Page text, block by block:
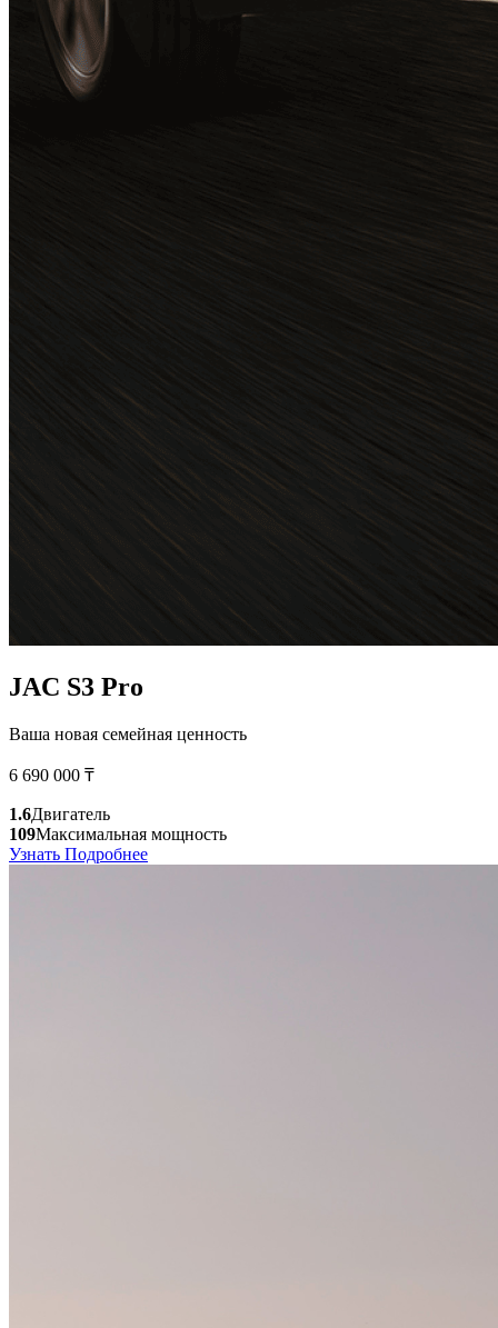
JAC S3 Pro
Ваша новая семейная ценность
6 690 000 ₸
1.6Двигатель
109Максимальная мощность
Узнать Подробнее